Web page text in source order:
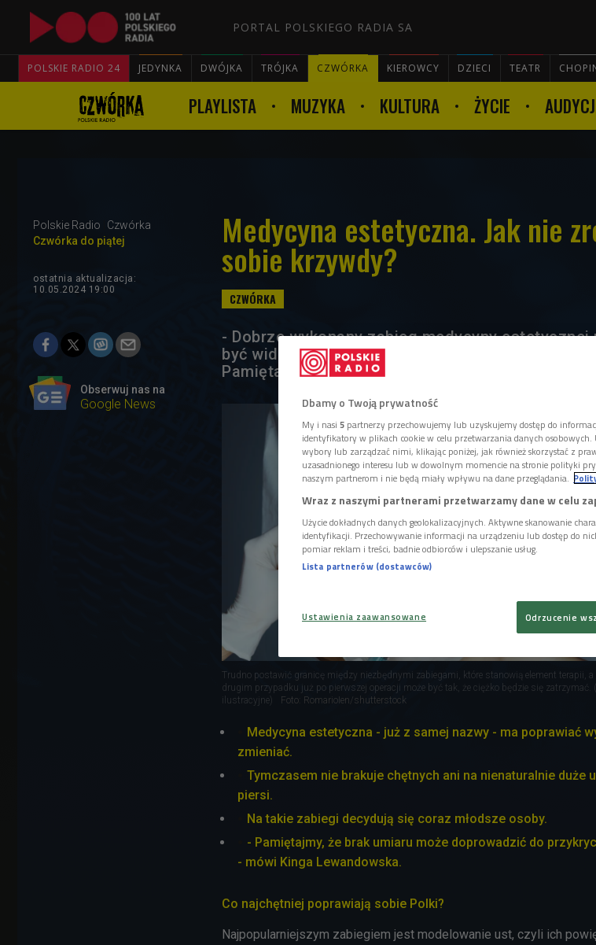
PORTAL POLSKIEGO RADIA SA
POLSKIE RADIO 24 JEDYNKA DWÓJKA TRÓJKA CZWÓRKA KIEROWCY DZIECI TEATR
PLAYLISTA MUZYKA KULTURA ŻYCIE
Polskie Radio
Czwórka
Czwórka do piątej
Medycyna estetyczna. Jak nie
sobie krzywdy?
ostatnia aktualizacja:
10.05.2024 19:00
Obserwuj nas na
Google News
- Dobrze wykonany zabieg medycyny estetycznej
być widoczny - podkreśla kosmetolog Kinga
Pamiętajmy, że przesada nie ma nic wspólnego z
Trudno postawić granicę między niezbędnymi zabiegami, które stanowią element terapii, a
drugim przypadku już po pierwszej operacji może być tak, że ciężko będzie się zatrzymać.
ilustracyjne)
Foto: RomarioIen/shutterstock
Medycyna estetyczna - już z samej nazwy - ma poprawiać
zmieniać.
Tymczasem nie brakuje chętnych ani na nienaturalnie duże
piersi.
Na takie zabiegi decydują się coraz młodsze osoby.
- Pamiętajmy, że brak umiaru może doprowadzić do
- mówi Kinga Lewandowska.
Co najchętniej poprawiają sobie Polki?
Najpopularniejszym zabiegiem jest modelowanie ust, czyli ich
Dbamy o Twoją prywatność
My i nasi 5 partnerzy przechowujemy lub uzyskujemy dostęp do
identyfikatory w plikach cookie w celu przetwarzania danych
wybory lub zarządzać nimi, klikając poniżej, jak również skorzystać z
uzasadnionego interesu lub w dowolnym momencie na stronie polityki
naszym partnerom i nie będą miały wpływu na dane przeglądania.
Wraz z naszymi partnerami przetwarzamy dane w celu
Użycie dokładnych danych geolokalizacyjnych. Aktywne skanowanie
identyfikacji. Przechowywanie informacji na urządzeniu lub dostęp do
pomiar reklam i treści, badnie odbiorców i ulepszanie usług.
Lista partnerów (dostawców)
Ustawienia zaawansowane Odrzucenie